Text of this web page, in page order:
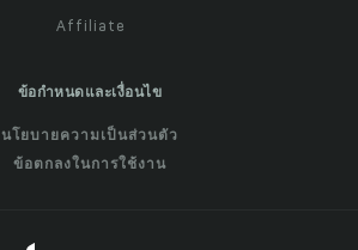
Affiliate
ข้อกำหนดและเงื่อนไข
นโยบายความเป็นส่วนตัว
ข้อตกลงในการใช้งาน